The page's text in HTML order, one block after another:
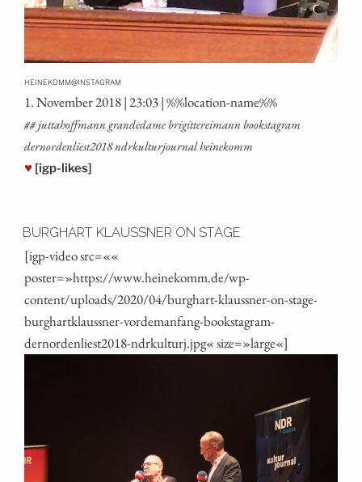
HEINEKOMM@INSTAGRAM
1. Novem­ber 2018 | 23:03 | %%loca­ti­on-name%%
## jut­tahoff­mann gran­de­da­me bri­git­te­rei­mann booksta­gram
dernordenliest2018 ndrkul­tur­jour­nal heinekomm
♥ [igp-likes]
BURGHART KLAUSSNER ON STAGE
[igp-video src=««
poster=»https://www.heinekomm.de/wp-
content/uploads/2020/04/burghart-klaussner-on-stage-
burghartklaussner-vordemanfang-bookstagram-
dernordenliest2018-ndrkulturj.jpg« size=»large«]